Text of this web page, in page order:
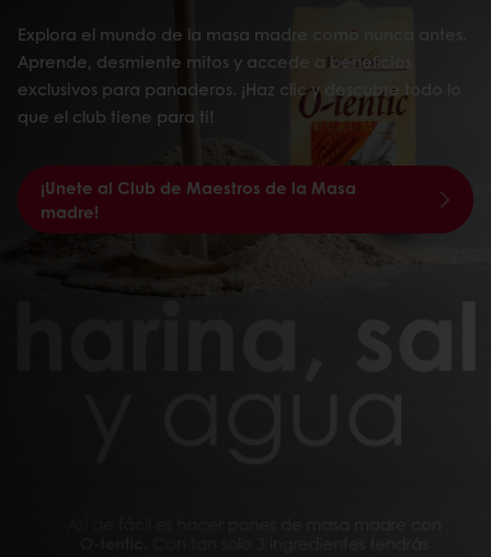
Explora el mundo de la masa madre como nunca antes.
Aprende, desmiente mitos y accede a beneficios
exclusivos para panaderos. ¡Haz clic y descubre todo lo
que el club tiene para ti!
¡Unete al Club de Maestros de la Masa
madre!